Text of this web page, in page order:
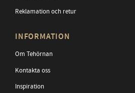
Reklamation och retur
INFORMATION
Om Tehörnan
Kontakta oss
Inspiration